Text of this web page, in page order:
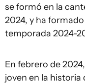
se formó en la
2024, y ha
temporada 2024-
En febrero de
joven en la historia